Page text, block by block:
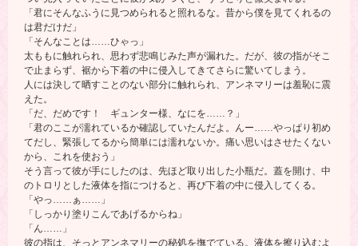
「君にそんなふうに見つめられると照れるな。昔から僕を見てくれるの
は君だけだ」
「そんなことは……ひゃっ」
太ももに触れられ、思わず悲鳴じみた声が漏れた。だが、彼の指がそこ
で止まらず、裾から下着の中に侵入してきてさらに驚いてしまう。
人には決して晒すことのない部分に触れられ、アンネマリーは羞恥に震
えた。
「だ、だめです！ ギュンター様、なにを……？」
「君のここが濡れているか確認していたんだよ。んー……やっぱり初め
てだし、緊張してるから簡単には濡れないか。痛い思いはさせたくない
から、これを使おう」
そう言って彼が手にしたのは、先ほど取り出した小瓶だ。蓋を開け、中
のトロリとした液体を指につけると、再び下着の中に侵入してくる。
「やっ……ぁ……」
「しっかり塗りこんであげるからね」
「ん……」
彼の指は、そっとアンネマリーの秘処を撫でている。液体を擦り込むよ